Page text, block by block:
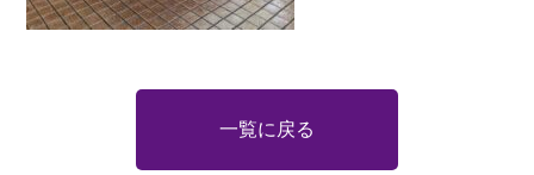
一覧に戻る